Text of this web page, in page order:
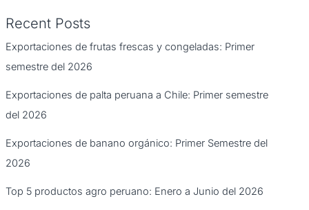
Recent Posts
Exportaciones de frutas frescas y congeladas: Primer
semestre del 2026
Exportaciones de palta peruana a Chile: Primer semestre
del 2026
Exportaciones de banano orgánico: Primer Semestre del
2026
Top 5 productos agro peruano: Enero a Junio del 2026